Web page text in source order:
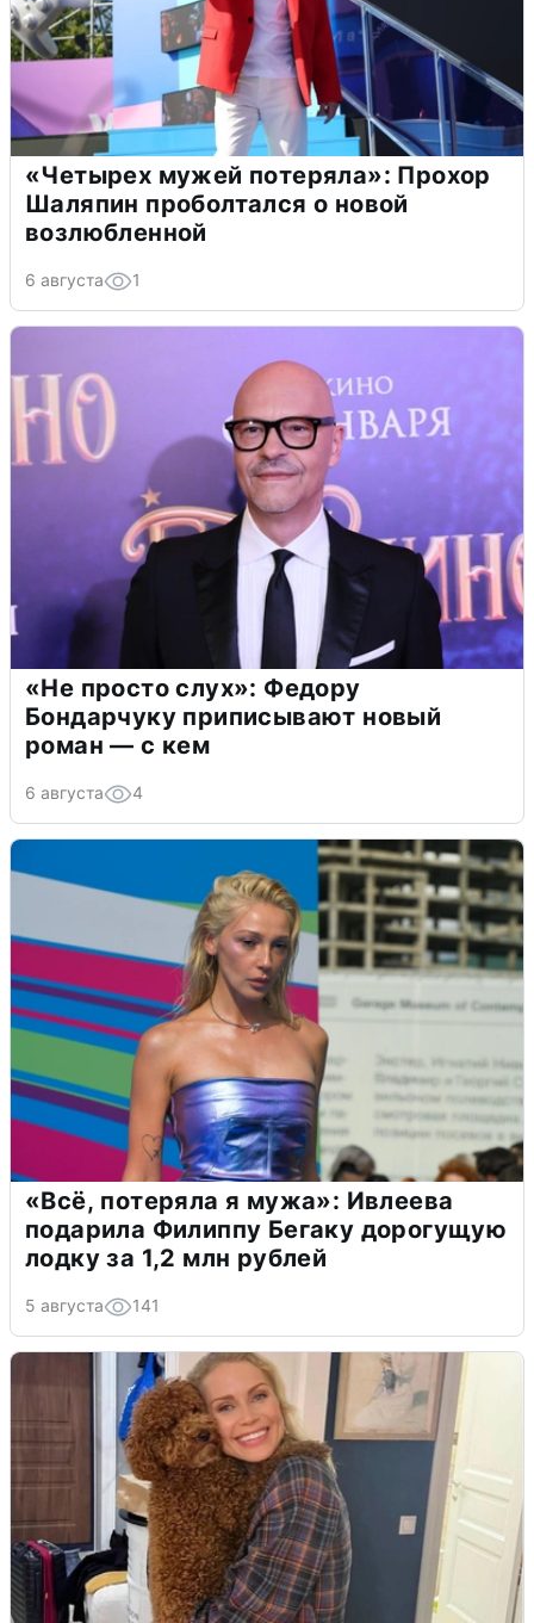
«Четырех мужей потеряла»: Прохор
Шаляпин проболтался о новой
возлюбленной
6 августа 1
«Не просто слух»: Федору
Бондарчуку приписывают новый
роман — с кем
6 августа 4
«Всё, потеряла я мужа»: Ивлеева
подарила Филиппу Бегаку дорогущую
лодку за 1,2 млн рублей
5 августа 141